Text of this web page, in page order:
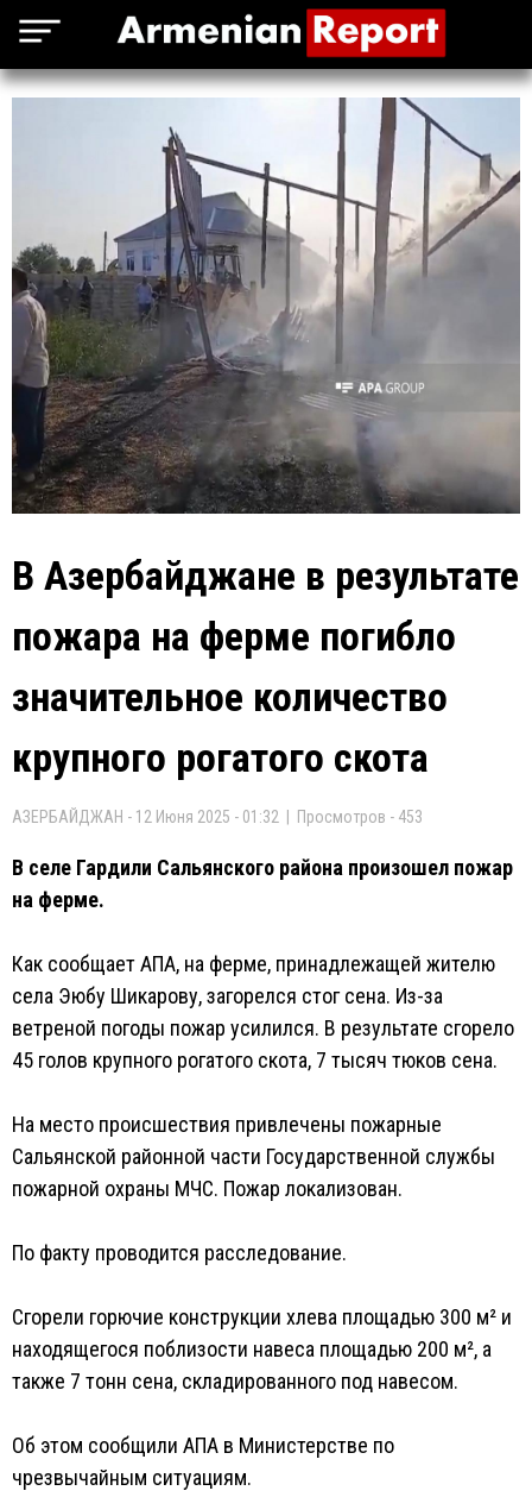
В Азербайджане в результате
пожара на ферме погибло
значительное количество
крупного рогатого скота
АЗЕРБАЙДЖАН - 12 Июня 2025 - 01:32 | Просмотров - 453
В селе Гардили Сальянского района произошел пожар
на ферме.
Как сообщает АПА, на ферме, принадлежащей жителю
села Эюбу Шикарову, загорелся стог сена. Из-за
ветреной погоды пожар усилился. В результате сгорело
45 голов крупного рогатого скота, 7 тысяч тюков сена.
На место происшествия привлечены пожарные
Сальянской районной части Государственной службы
пожарной охраны МЧС. Пожар локализован.
По факту проводится расследование.
Сгорели горючие конструкции хлева площадью 300 м² и
находящегося поблизости навеса площадью 200 м², а
также 7 тонн сена, складированного под навесом.
Об этом сообщили АПА в Министерстве по
чрезвычайным ситуациям.